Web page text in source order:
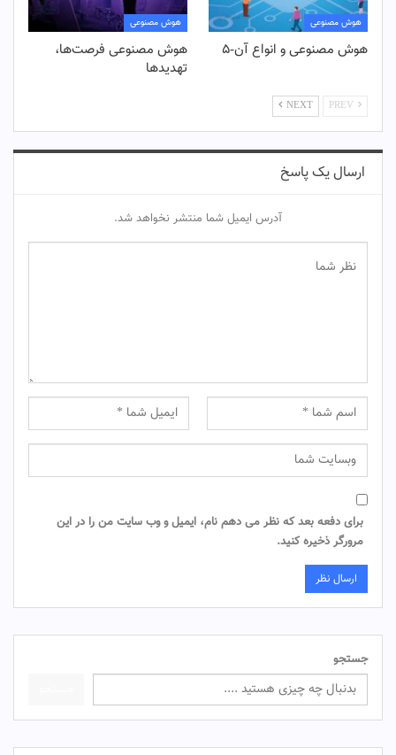
هوش مصنوعی
هوش مصنوعی و انواع آن-۵
هوش مصنوعی
هوش مصنوعی فرصت‌ها،
تهدیدها
NEXT
ارسال یک پاسخ
آدرس ایمیل شما منتشر نخواهد شد.
برای دفعه بعد که نظر می دهم نام، ایمیل و وب سایت من را در این
مرورگر ذخیره کنید.
جستجو